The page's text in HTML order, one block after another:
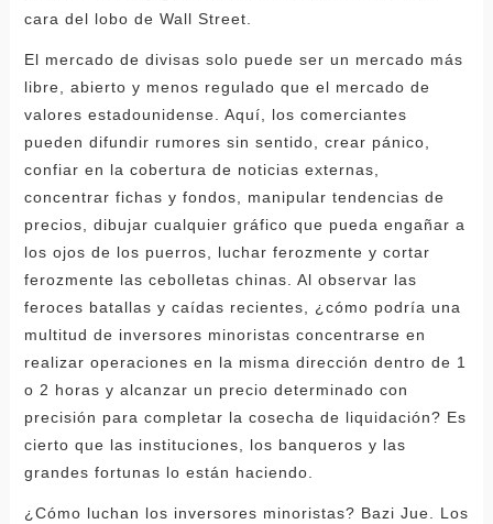
cara del lobo de Wall Street.
El mercado de divisas solo puede ser un mercado más
libre, abierto y menos regulado que el mercado de
valores estadounidense. Aquí, los comerciantes
pueden difundir rumores sin sentido, crear pánico,
confiar en la cobertura de noticias externas,
concentrar fichas y fondos, manipular tendencias de
precios, dibujar cualquier gráfico que pueda engañar a
los ojos de los puerros, luchar ferozmente y cortar
ferozmente las cebolletas chinas. Al observar las
feroces batallas y caídas recientes, ¿cómo podría una
multitud de inversores minoristas concentrarse en
realizar operaciones en la misma dirección dentro de 1
o 2 horas y alcanzar un precio determinado con
precisión para completar la cosecha de liquidación? Es
cierto que las instituciones, los banqueros y las
grandes fortunas lo están haciendo.
¿Cómo luchan los inversores minoristas? Bazi Jue. Los